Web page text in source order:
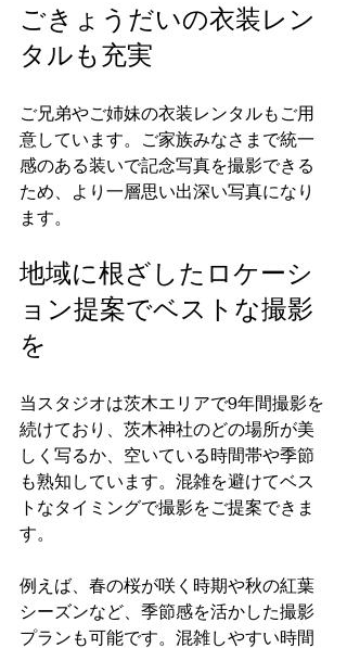
ごきょうだいの衣装レン
タルも充実
ご兄弟やご姉妹の衣装レンタルもご用
意しています。ご家族みなさまで統一
感のある装いで記念写真を撮影できる
ため、より一層思い出深い写真になり
ます。
地域に根ざしたロケーシ
ョン提案でベストな撮影
を
当スタジオは茨木エリアで9年間撮影を
続けており、茨木神社のどの場所が美
しく写るか、空いている時間帯や季節
も熟知しています。混雑を避けてベス
トなタイミングで撮影をご提案できま
す。
例えば、春の桜が咲く時期や秋の紅葉
シーズンなど、季節感を活かした撮影
プランも可能です。混雑しやすい時間